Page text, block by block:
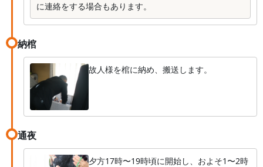
に連絡をする場合もあります。
納棺
故人様を棺に納め、搬送します。
通夜
夕方17時〜19時頃に開始し、およそ1〜2時